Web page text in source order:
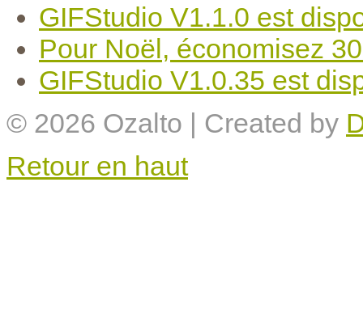
GIFStudio V1.1.0 est
Pour Noël, économisez
GIFStudio V1.0.35 est
© 2026 Ozalto | Created by
Retour en haut